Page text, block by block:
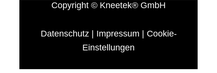
Copyright © Kneetek® GmbH
Datenschutz| Impressum
Cookie-
Einstellungen